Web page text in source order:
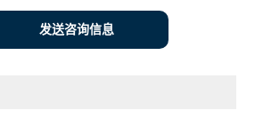
发送咨询信息